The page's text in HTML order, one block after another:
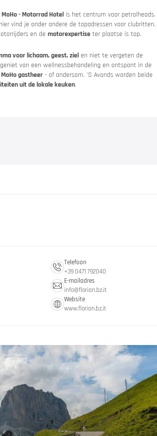
MoHo - Motorrad Hotel is het centrum voor petrolheads.
vind je onder andere de topadressen voor clubritten.
en de motorexpertise ter plaatse is top.
voor lichaam, geest, ziel en niet te vergeten de
van een wellnessbehandeling en ontspant in de
MoHo gastheer - of andersom. 'S Avonds worden beide
uit de lokale keuken.
Telefoon
+39 0471 792040
E-mailadres
info@florian.bz.it
Website
www.florian.bz.it